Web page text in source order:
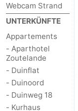
Webcam Strand
UNTERKÜNFTE
Appartements
- Aparthotel
Zoutelande
- Duinflat
- Duinoord
- Duinweg 18
- Kurhaus